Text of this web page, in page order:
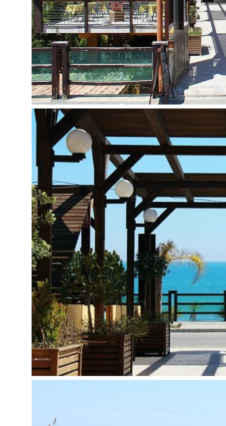
Registratūra
Barai: 1
Restoranai: 1
Automobilių stovėjimo aikštelė nemokamai
Belaidis internetas nemokamai
Liftas
Kontaktai:
Аdresas:Viale Lido, 96017 Noto SR, Italija
Telefonas:
+39 0931 812040
Internetinė svetainė:
www.hoteljonio.eu